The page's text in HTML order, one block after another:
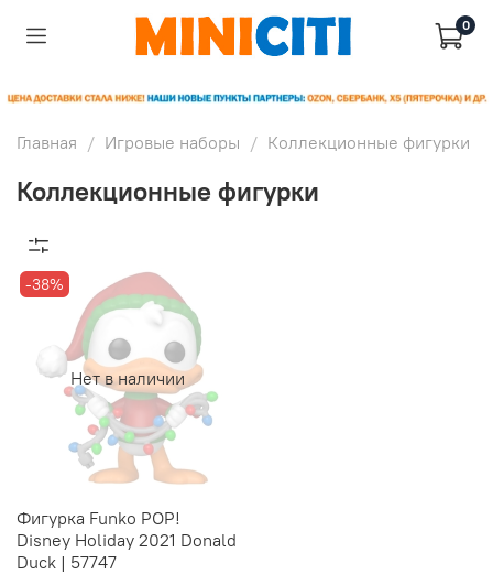
0
Главная Игровые наборы Коллекционные фигурки
Коллекционные фигурки
Нет в наличии
-38%
Фигурка Funko POP!
Disney Holiday 2021 Donald
Duck | 57747